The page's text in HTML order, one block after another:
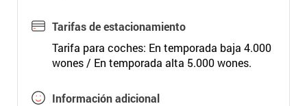
Tarifas de estacionamiento
Tarifa para coches: En temporada baja 4.000
wones / En temporada alta 5.000 wones.
Información adicional